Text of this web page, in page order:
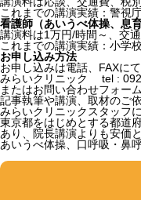
これまでの講演実績：警視
看護師（あいうべ体操、息育
講演料は1万円/時間～、交
これまでの講演実績：小学
お申し込み方法
お申し込みは電話、FAXに
みらいクリニック tel :
またはお問い合わせフォー
記事執筆や講演、取材のご
みらいクリニックスタッフ
東京都をはじめとする都道
あり、院長講演よりも安価
あいうべ体操、口呼吸・鼻